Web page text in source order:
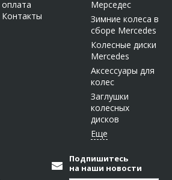
оплата
Контакты
Мерседес
Зимние колеса в
сборе Mercedes
Колесные диски
Mercedes
Аксессуары для
колес
Заглушки
колесных
дисков
Подпишитесь
на наши новости